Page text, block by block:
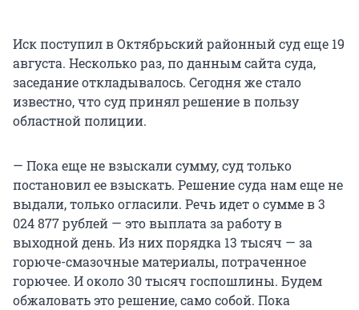
Иск поступил в Октябрьский районный суд еще 19
августа. Несколько раз, по данным сайта суда,
заседание откладывалось. Сегодня же стало
известно, что суд принял решение в пользу
областной полиции.
— Пока еще не взыскали сумму, суд только
постановил ее взыскать. Решение суда нам еще не
выдали, только огласили. Речь идет о сумме в 3
024 877 рублей — это выплата за работу в
выходной день. Из них порядка 13 тысяч — за
горюче-смазочные материалы, потраченное
горючее. И около 30 тысяч госпошлины. Будем
обжаловать это решение, само собой. Пока